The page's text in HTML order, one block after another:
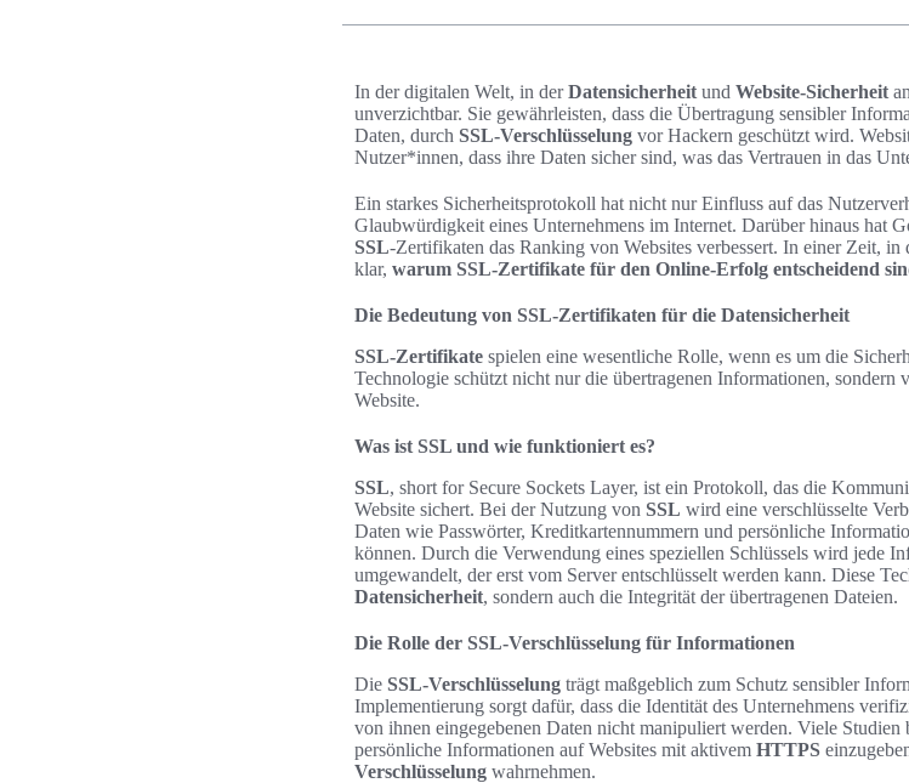
In der digitalen Welt, in derDatensicherheit und Website-Sicherheit
unverzichtbar. Sie gewährleisten, dass die Übertragung sensibler
Daten, durch SSL-Verschlüsselung vor Hackern geschützt wird.
Nutzer*innen, dass ihre Daten sicher sind, was das Vertrauen in das
Ein starkes Sicherheitsprotokoll hat nicht nur Einfluss auf das
Glaubwürdigkeit eines Unternehmens im Internet. Darüber hinaus hat
SSL-Zertifikaten das Ranking von Websites verbessert. In einer Zeit,
klar, warum SSL-Zertifikate für den Online-Erfolg entscheidend
Die Bedeutung von SSL-Zertifikaten für die Datensicherheit
SSL-Zertifikate spielen eine wesentliche Rolle, wenn es um die
Technologie schützt nicht nur die übertragenen Informationen, sondern
Website.
Was ist SSL und wie funktioniert es?
SSL, short for Secure Sockets Layer, ist ein Protokoll, das die
Website sichert. Bei der Nutzung von SSL wird eine verschlüsselte
Daten wie Passwörter, Kreditkartennummern und persönliche
können. Durch die Verwendung eines speziellen Schlüssels wird jede
umgewandelt, der erst vom Server entschlüsselt werden kann. Diese
Datensicherheit, sondern auch die Integrität der übertragenen Dateien.
Die Rolle der SSL-Verschlüsselung für Informationen
Die SSL-Verschlüsselung trägt maßgeblich zum Schutz sensibler
Implementierung sorgt dafür, dass die Identität des Unternehmens
von ihnen eingegebenen Daten nicht manipuliert werden. Viele Studien
persönliche Informationen auf Websites mit aktivem HTTPS
Verschlüsselung wahrnehmen.